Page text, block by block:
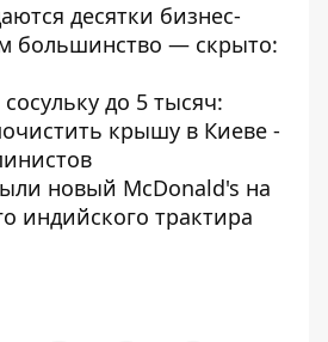
десятки бизнес-
большинство — скрыто:
до 5 тысяч:
крышу в Киеве -
новый McDonald's на
индийского трактира